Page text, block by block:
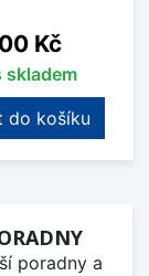
Kč
skladem
do košíku
poradny a